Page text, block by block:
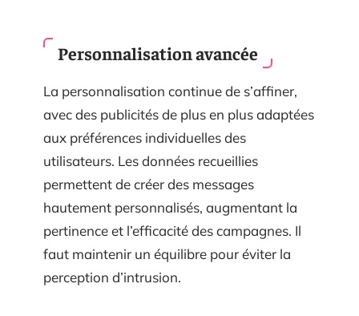
Personnalisation avancée
La personnalisation continue de s’affiner,
avec des publicités de plus en plus adaptées
aux préférences individuelles des
utilisateurs. Les données recueillies
permettent de créer des messages
hautement personnalisés, augmentant la
pertinence et l’efficacité des campagnes. Il
faut maintenir un équilibre pour éviter la
perception d’intrusion.